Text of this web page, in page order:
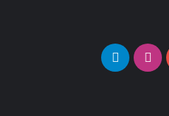
‫YouTubeانستقرامتيلقرام